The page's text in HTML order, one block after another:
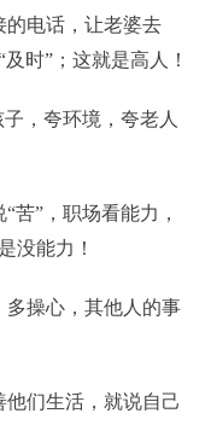
的电话，让老婆去
时”；这就是高人！
，夸环境，夸老人
苦”，职场看能力，
没能力！
多操心，其他人的事
们生活，就说自己